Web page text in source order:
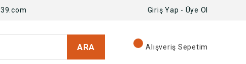
Giriş Yap - Üye Ol
ARA Alışveriş Sepetim